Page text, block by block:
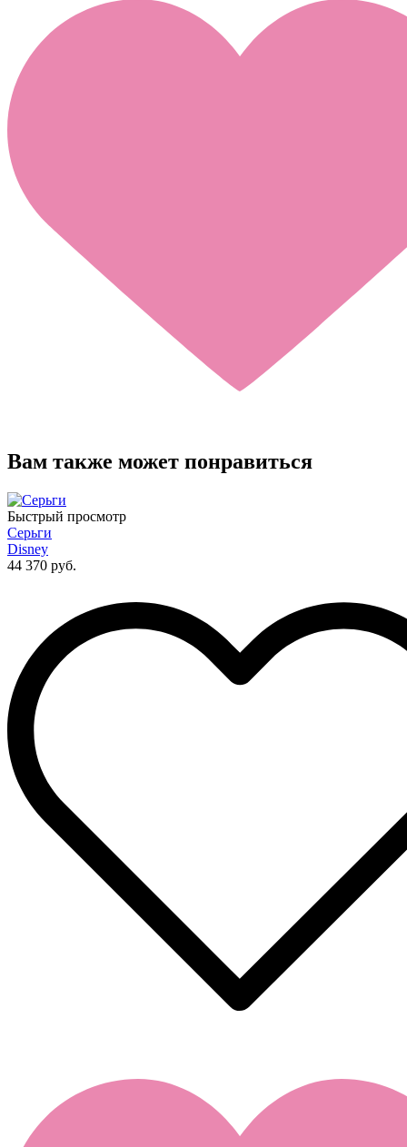
Вам также может понравиться
Быстрый просмотр
Серьги
Disney
44 370 руб.